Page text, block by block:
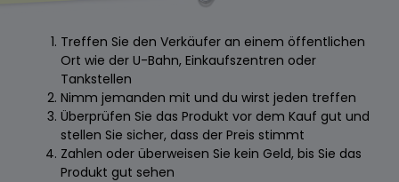
Treffen Sie den Verkäufer an einem öffentlichen
Ort wie der U-Bahn, Einkaufszentren oder
Tankstellen
Nimm jemanden mit und du wirst jeden treffen
Überprüfen Sie das Produkt vor dem Kauf gut und
stellen Sie sicher, dass der Preis stimmt
Zahlen oder überweisen Sie kein Geld, bis Sie das
Produkt gut sehen